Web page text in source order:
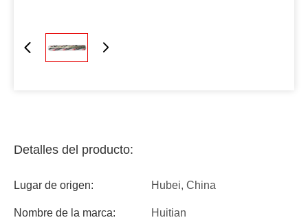
Detalles del producto:
Lugar de origen: Hubei, China
Nombre de la marca: Huitian